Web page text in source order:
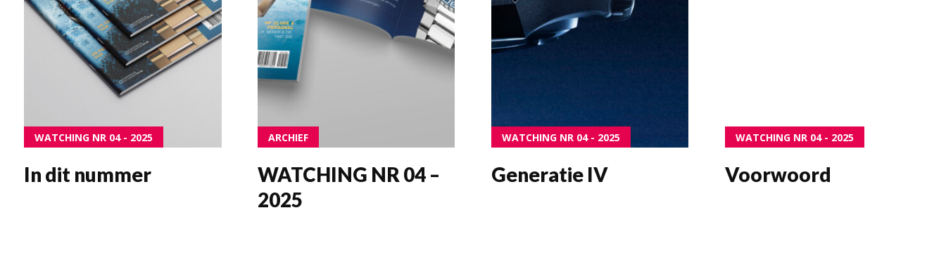
(EU)
Algemene
WATCHING NR 04 - 2025
In dit nummer
ARCHIEF
WATCHING NR 04 –
2025
WATCHING NR 04 - 2025
Generatie IV
WATCHING NR 04 - 2025
Voorwoord